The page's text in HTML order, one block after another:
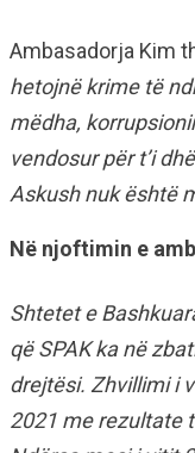
Ambasadorja Kim
hetojnë krime të
mëdha,
vendosur për t’i
Askush nuk është
Në njoftimin e
Shtetet e
që SPAK ka në
drejtësi. Zhvillimi i
2021 me rezultate